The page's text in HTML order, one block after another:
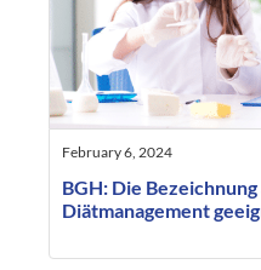
February 6, 2024
BGH: Die Bezeichnung
Diätmanagement